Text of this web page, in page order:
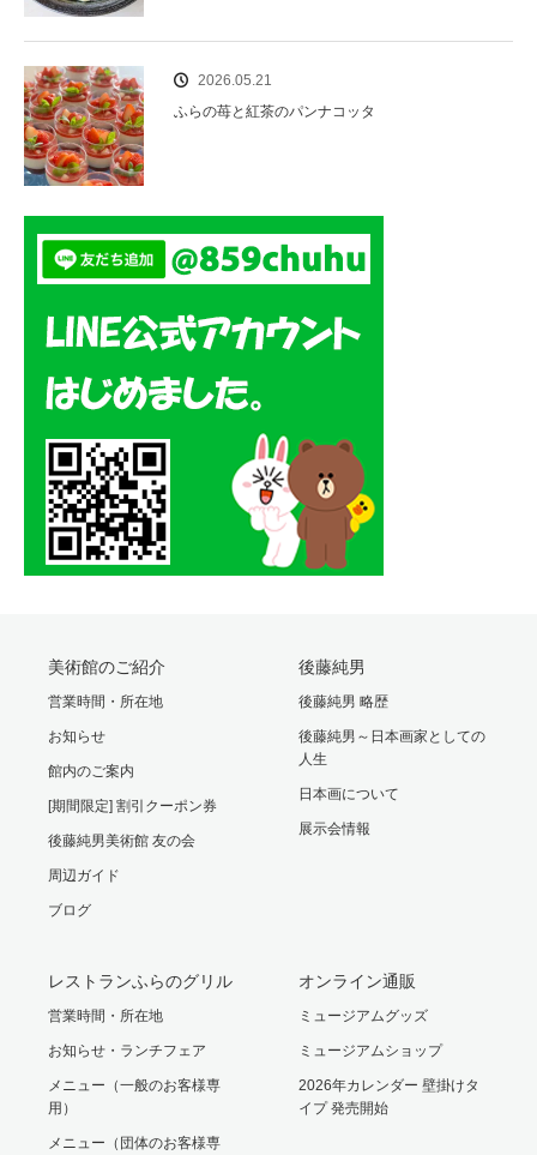
2026.05.21
ふらの苺と紅茶のパンナコッタ
美術館のご紹介
営業時間・所在地
お知らせ
館内のご案内
[期間限定] 割引クーポン券
後藤純男美術館 友の会
周辺ガイド
ブログ
後藤純男
後藤純男 略歴
後藤純男～日本画家としての
人生
日本画について
展示会情報
レストランふらのグリル
営業時間・所在地
お知らせ・ランチフェア
メニュー（一般のお客様専
用）
メニュー（団体のお客様専
オンライン通販
ミュージアムグッズ
ミュージアムショップ
2026年カレンダー 壁掛けタ
イプ 発売開始